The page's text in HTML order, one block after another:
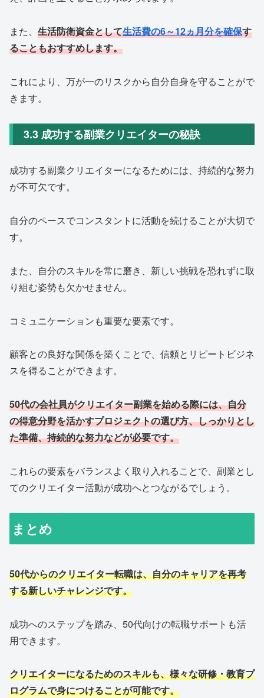
また、 生活防衛資金として生活費の6～12ヵ月分を確保す
ることもおすすめします。
これにより、万が一のリスクから自分自身を守ることがで
きます。
3.3 成功する副業クリエイターの秘訣
成功する副業クリエイターになるためには、持続的な努力
が不可欠です。
自分のペースでコンスタントに活動を続けることが大切で
す。
また、自分のスキルを常に磨き、新しい挑戦を恐れずに取
り組む姿勢も欠かせません。
コミュニケーションも重要な要素です。
顧客との良好な関係を築くことで、信頼とリピートビジネ
スを得ることができます。
50代の会社員がクリエイター副業を始める際には、自分
の得意分野を活かすプロジェクトの選び方、しっかりとし
た準備、持続的な努力などが必要です。
これらの要素をバランスよく取り入れることで、副業とし
てのクリエイター活動が成功へとつながるでしょう。
まとめ
50代からのクリエイター転職は、自分のキャリアを再考
する新しいチャレンジです。
成功へのステップを踏み、50代向けの転職サポートも活
用できます。
クリエイターになるためのスキルも、様々な研修・教育プ
ログラムで身につけることが可能です。